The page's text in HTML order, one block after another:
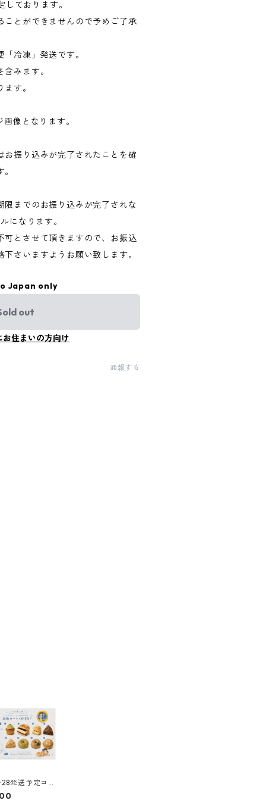
ております。
ことができませんので予めご了承
冷凍」発送です。
みます。
す。
像となります。
振り込みが完了されたことを確
までのお振り込みが完了されな
になります。
可とさせて頂きますので、お振込
さいますようお願い致します。
Japan only
out
お住まいの方向け
通報する
発送予定コラ
ンベーグルセ